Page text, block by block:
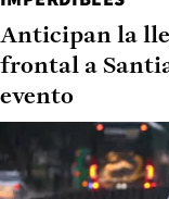
Anticipan la
frontal a
evento